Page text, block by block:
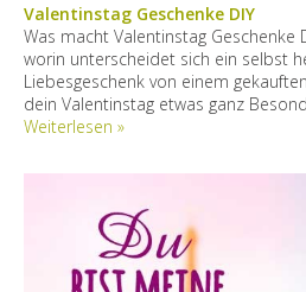
Valentinstag Geschenke DIY
Was macht Valentinstag Geschenke
worin unterscheidet sich ein selbst
Liebesgeschenk von einem
dein Valentinstag etwas ganz
Weiterlesen »